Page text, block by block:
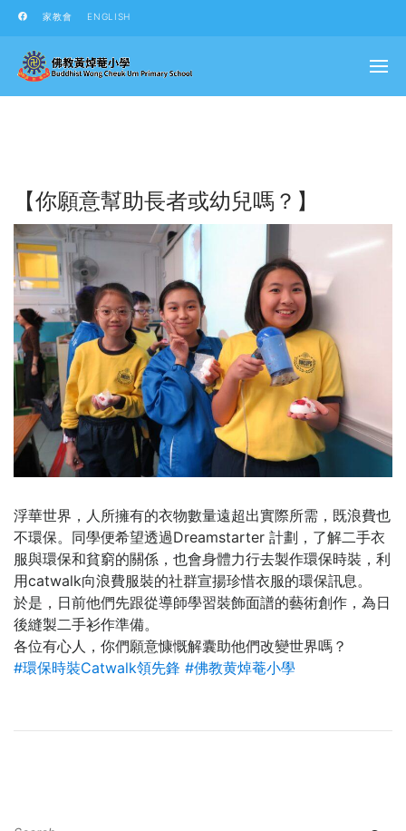
家教會 ENGLISH
【你願意幫助長者或幼兒嗎？】
浮華世界，人所擁有的衣物數量遠超出實際所需，既浪費也
不環保。同學便希望透過Dreamstarter 計劃，了解二手衣
服與環保和貧窮的關係，也會身體力行去製作環保時裝，利
用catwalk向浪費服裝的社群宣揚珍惜衣服的環保訊息。
於是，日前他們先跟從導師學習裝飾面譜的藝術創作，為日
後縫製二手衫作準備。
各位有心人，你們願意慷慨解囊助他們改變世界嗎？
#環保時裝Catwalk領先鋒 #佛教黄焯菴小學